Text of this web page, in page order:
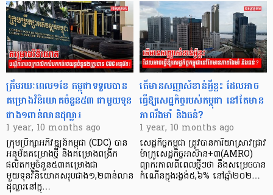
ត្រឹមរយៈពេល១ខែ កម្ពុជាទទួលបាន
គម្រោងវិនិយោគចំនួន៥៣ ជាមួយទុន
ជាង១ពាន់លានដុល្លារ
1 year, 10 months ago
ក្រុមប្រឹក្សាអភិវឌ្ឍន៍កម្ពុជា (CDC) បាន
អនុម័តគម្រោងថ្មី និងគម្រោងពង្រីក
ផលិតកម្មចំនួន៥៣គម្រោងជា
មួយទុនវិនិយោគសរុបជាង១,២ពាន់លាន
ដុល្លារនៅក្នុ…
តើមានសញ្ញាសំខាន់អ្វីខ្លះ ដែលអាច
ធ្វើឱ្យសេដ្ឋកិច្ចរបស់កម្ពុជា នៅតែមាន
ភាពរឹងមាំ និងធន់?
1 year, 10 months ago
សេដ្ឋកិច្ចកម្ពុជា ត្រូវបានការិយាស្រាវជ្រាវ
ម៉ាក្រូសេដ្ឋកិច្ចអាស៊ាន+៣(AMRO)
ព្យាករកាលពីពេលថ្មីៗថា នឹងសម្រេចបាន
កំណើនក្នុងរង្វង់៥,៦% នៅឆ្នាំ២០២…